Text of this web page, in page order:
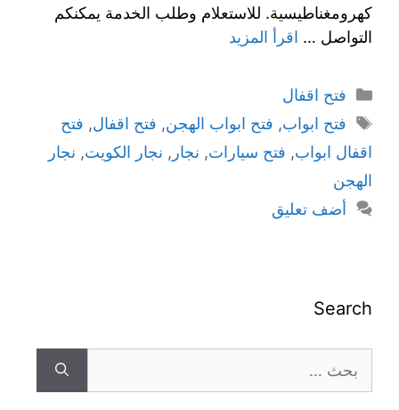
كهرومغناطيسية. للاستعلام وطلب الخدمة يمكنكم
التواصل … اقرأ المزيد
فتح اقفال
فتح ابواب, فتح ابواب الهجن, فتح اقفال, فتح
اقفال ابواب, فتح سيارات, نجار , نجار الكويت, نجار
الهجن
أضف تعليق
Search